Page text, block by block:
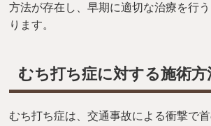
方法が存在し、早期に適切な治療を行
ります。
むち打ち症に対する施術方
むち打ち症は、交通事故による衝撃で